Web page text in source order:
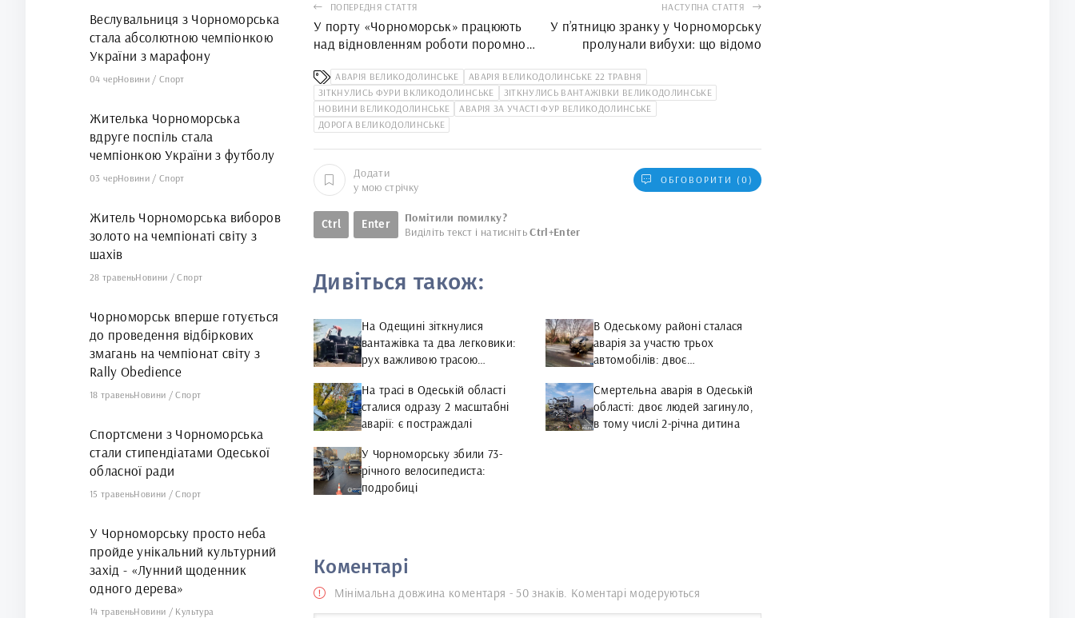
ПОПЕРЕДНЯ СТАТТЯ
У порту «Чорноморськ» працюють
над відновленням роботи поромної
НАСТУПНА СТАТТЯ
У п’ятницю зранку у Чорноморську
пролунали вибухи: що відомо
АВАРІЯ ВЕЛИКОДОЛИНСЬКЕ
АВАРІЯ ВЕЛИКОДОЛИНСЬКЕ 22 ТРАВНЯ
ЗІТКНУЛИСЬ ФУРИ ВКЛИКОДОЛИНСЬКЕ
ЗІТКНУЛИСЬ ВАНТАЖІВКИ ВЕЛИКОДОЛИНСЬКЕ
НОВИНИ ВЕЛИКОДОЛИНСЬКЕ
АВАРІЯ ЗА УЧАСТІ ФУР ВЕЛИКОДОЛИНСЬКЕ
ДОРОГА ВЕЛИКОДОЛИНСЬКЕ
Додати
у мою стрічку
ОБГОВОРИТИ (0)
Ctrl Enter
Помітили помилку?
Виділіть текст і натиснітьCtrl+Enter
Дивіться також:
На Одещині зіткнулися
вантажівка та два легковики:
рух важливою трасою
В Одеському районі сталася
аварія за участю трьох
автомобілів: двоє
На трасі в Одеській області
сталися одразу 2 масштабні
аварії: є постраждалі
Смертельна аварія в Одеській
області: двоє людей загинуло,
в тому числі 2-річна дитина
У Чорноморську збили 73-
річного велосипедиста:
подробиці
Коментарі
Мінімальна довжина коментаря - 50 знаків. Коментарі модеруються
Веслувальниця з Чорноморська
стала абсолютною чемпіонкою
України з марафону
04 черНовини /Спорт
Жителька Чорноморська
вдруге поспіль стала
чемпіонкою України з футболу
03 черНовини /Спорт
Житель Чорноморська виборов
золото на чемпіонаті світу з
шахів
28 травеньНовини /Спорт
Чорноморськ вперше готується
до проведення відбіркових
змагань на чемпіонат світу з
Rally Obedience
18 травеньНовини /Спорт
Спортсмени з Чорноморська
стали стипендіатами Одеської
обласної ради
15 травеньНовини /Спорт
У Чорноморську просто неба
пройде унікальний культурний
захід - «Лунний щоденник
одного дерева»
14 травеньНовини / Культура